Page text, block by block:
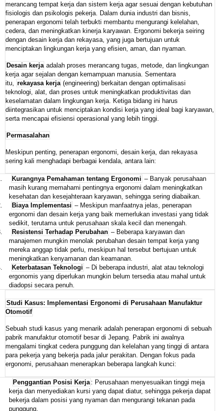
merancang tempat kerja dan sistem kerja agar sesuai dengan kebutuhan
fisiologis dan psikologis pekerja. Dalam dunia industri dan bisnis,
penerapan ergonomi telah terbukti membantu mengurangi kelelahan,
cedera, dan meningkatkan kinerja karyawan. Ergonomi bekerja seiring
dengan desain kerja dan rekayasa, yang juga bertujuan untuk
menciptakan lingkungan kerja yang efisien, aman, dan nyaman.
Desain kerjaadalah proses merancang tugas, metode, dan lingkungan
kerja agar sejalan dengan kemampuan manusia. Sementara
itu, rekayasa kerja(engineering) berkaitan dengan optimalisasi
teknologi, alat, dan proses untuk meningkatkan produktivitas dan
keselamatan dalam lingkungan kerja. Ketiga bidang ini harus
diintegrasikan untuk menciptakan kondisi kerja yang ideal bagi karyawan,
serta mencapai efisiensi operasional yang lebih tinggi.
Permasalahan
Meskipun penting, penerapan ergonomi, desain kerja, dan rekayasa
sering kali menghadapi berbagai kendala, antara lain:
Kurangnya Pemahaman tentang Ergonomi – Banyak perusahaan
masih kurang memahami pentingnya ergonomi dalam meningkatkan
kesehatan dan kesejahteraan karyawan, sehingga sering diabaikan.
Biaya Implementasi – Meskipun manfaatnya jelas, penerapan
ergonomi dan desain kerja yang baik memerlukan investasi yang tidak
sedikit, terutama untuk perusahaan skala kecil dan menengah.
Resistensi Terhadap Perubahan – Beberapa karyawan dan
manajemen mungkin menolak perubahan desain tempat kerja yang
mereka anggap tidak perlu, meskipun hal tersebut bertujuan untuk
meningkatkan kenyamanan dan keamanan.
Keterbatasan Teknologi – Di beberapa industri, alat atau teknologi
ergonomis yang diperlukan mungkin belum tersedia atau mahal untuk
diadopsi secara penuh.
Studi Kasus: Implementasi Ergonomi di Perusahaan Manufaktur
Otomotif
Sebuah studi kasus yang menarik adalah penerapan ergonomi di sebuah
pabrik manufaktur otomotif besar di Jepang. Pabrik ini awalnya
mengalami tingkat cedera punggung dan kelelahan yang tinggi di antara
para pekerja yang bekerja pada jalur perakitan. Dengan fokus pada
ergonomi, perusahaan menerapkan beberapa langkah kunci:
Penggantian Posisi Kerja : Perusahaan menyesuaikan tinggi meja
kerja dan menyediakan kursi yang dapat diatur, sehingga pekerja dapat
bekerja dalam posisi yang nyaman dan mengurangi tekanan pada
punggung.